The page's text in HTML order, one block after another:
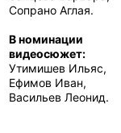
Сопрано Аглая.
В номинации
видеосюжет:
Утимишев Ильяс,
Ефимов Иван,
Васильев Леонид.